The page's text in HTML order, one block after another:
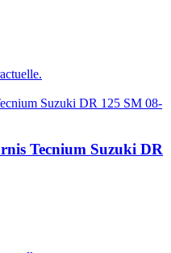
Tecnium Suzuki DR